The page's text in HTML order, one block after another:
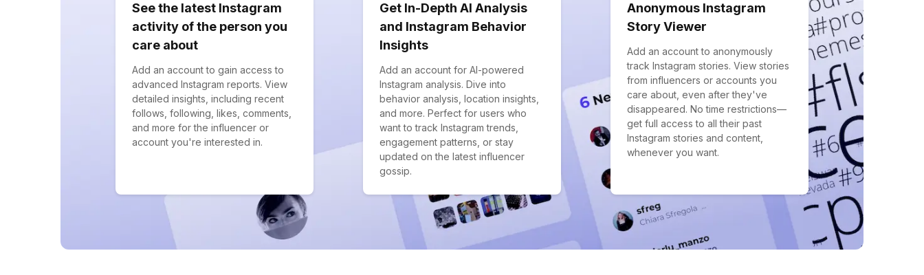
See the latest Instagram
activity of the person you
care about
Add an account to gain access to
advanced Instagram reports. View
detailed insights, including recent
follows, following, likes, comments,
and more for the influencer or
account you're interested in.
Get In-Depth AI Analysis
and Instagram Behavior
Insights
Add an account for AI-powered
Instagram analysis. Dive into
behavior analysis, location insights,
and more. Perfect for users who
want to track Instagram trends,
engagement patterns, or stay
updated on the latest influencer
gossip.
Anonymous Instagram
Story Viewer
Add an account to anonymously
track Instagram stories. View stories
from influencers or accounts you
care about, even after they've
disappeared. No time restrictions—
get full access to all their past
Instagram stories and content,
whenever you want.